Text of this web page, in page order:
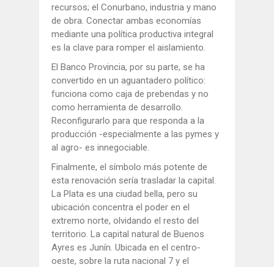
recursos; el Conurbano, industria y mano
de obra. Conectar ambas economías
mediante una política productiva integral
es la clave para romper el aislamiento.
El Banco Provincia, por su parte, se ha
convertido en un aguantadero político:
funciona como caja de prebendas y no
como herramienta de desarrollo.
Reconfigurarlo para que responda a la
producción -especialmente a las pymes y
al agro- es innegociable.
Finalmente, el símbolo más potente de
esta renovación sería trasladar la capital.
La Plata es una ciudad bella, pero su
ubicación concentra el poder en el
extremo norte, olvidando el resto del
territorio. La capital natural de Buenos
Ayres es Junín. Ubicada en el centro-
oeste, sobre la ruta nacional 7 y el